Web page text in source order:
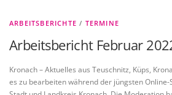
ARBEITSBERICHTE / TERMINE
Arbeitsbericht Februar
Kronach – Aktuelles aus Teuschnitz, Küps,
es zu bearbeiten während der jüngsten